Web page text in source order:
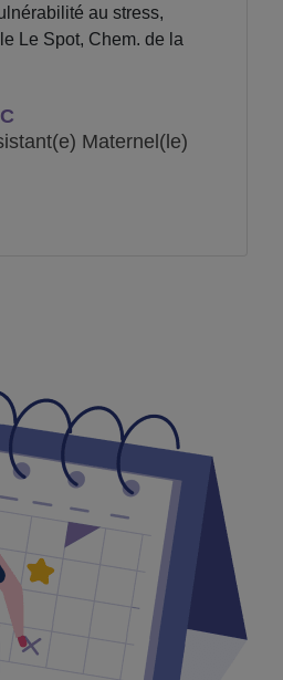
au stress,
Le Spot, Chem. de la
Maternel(le)